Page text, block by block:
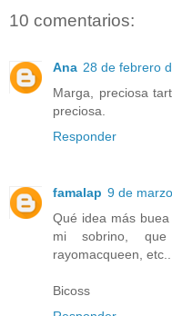
10 comentarios:
Ana 28 de febrero
Marga, preciosa
preciosa.
Responder
famalap 9 de
Qué idea más
mi sobrino,
rayomacqueen,
Bicoss